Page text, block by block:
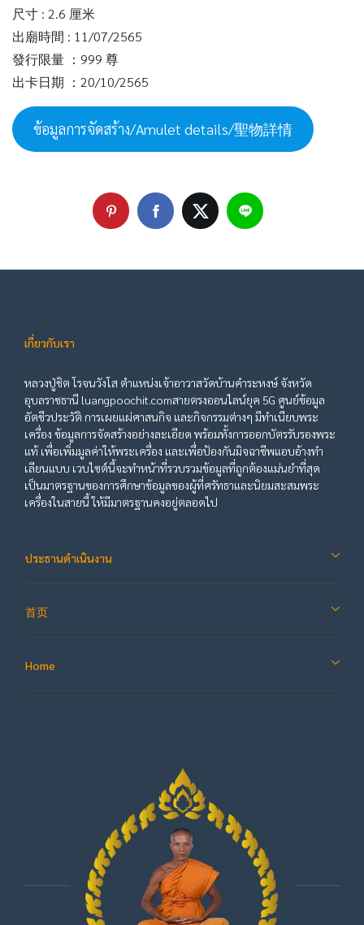
尺寸 : 2.6 厘米
出廟時間 : 11/07/2565
發行限量 ：999 尊
出卡日期 ：20/10/2565
ข้อมูลการจัดสร้าง/Amulet details/聖物詳情
เกี่ยวกับเรา
หลวงปู่ชิต โรจนวังโส ตำแหน่งเจ้าอาวาสวัดบ้านคำระหงษ์ จังหวัด
อุบลราชธานี luangpoochit.comสายตรงออนไลน์ยุค 5G ศูนย์ข้อมูล
อัตชีวประวัติ การเผยแผ่ศาสนกิจ และกิจกรรมต่างๆ มีทำเนียบพระ
เครื่อง ข้อมูลการจัดสร้างอย่างละเอียด พร้อมทั้งการออกบัตรรับรองพระ
แท้ เพื่อเพิ่มมูลค่าให้พระเครื่อง และเพื่อป้องกันมิจฉาชีพแอบอ้างทำ
เลียนแบบ เวบไซต์นี้จะทำหน้าที่รวบรวมข้อมูลที่ถูกต้องแม่นยำที่สุด
เป็นมาตรฐานของการศึกษาข้อมูลของผู้ที่ศรัทธาและนิยมสะสมพระ
เครื่องในสายนี้ ให้มีมาตรฐานคงอยู่ตลอดไป
ประธานดำเนินงาน
首页
Home